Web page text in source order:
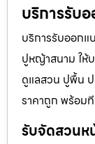
บริการรับ
บริการรับออก
ปูหญ้าสนาม ให้
ดูแลสวน ปูพื้น
ราคาถูก พร้อม
รับจัดสวนห